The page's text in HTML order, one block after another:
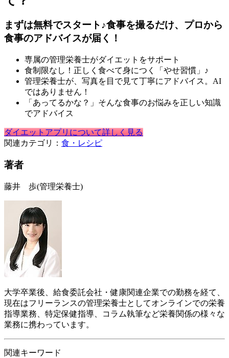
まずは無料でスタート♪食事を撮るだけ、プロから
食事のアドバイスが届く！
専属の管理栄養士がダイエットをサポート
食制限なし！正しく食べて身につく「やせ習慣」♪
管理栄養士が、写真を目で見て丁寧にアドバイス。AI
ではありません！
「あってるかな？」そんな食事のお悩みを正しい知識
でアドバイス
ダイエットアプリについて詳しく見る
関連カテゴリ： 食・レシピ
著者
藤井 歩(管理栄養士)
大学卒業後、給食委託会社・健康関連企業での勤務を経て、
現在はフリーランスの管理栄養士としてオンラインでの栄養
指導業務、特定保健指導、コラム執筆など栄養関係の様々な
業務に携わっています。
関連キーワード